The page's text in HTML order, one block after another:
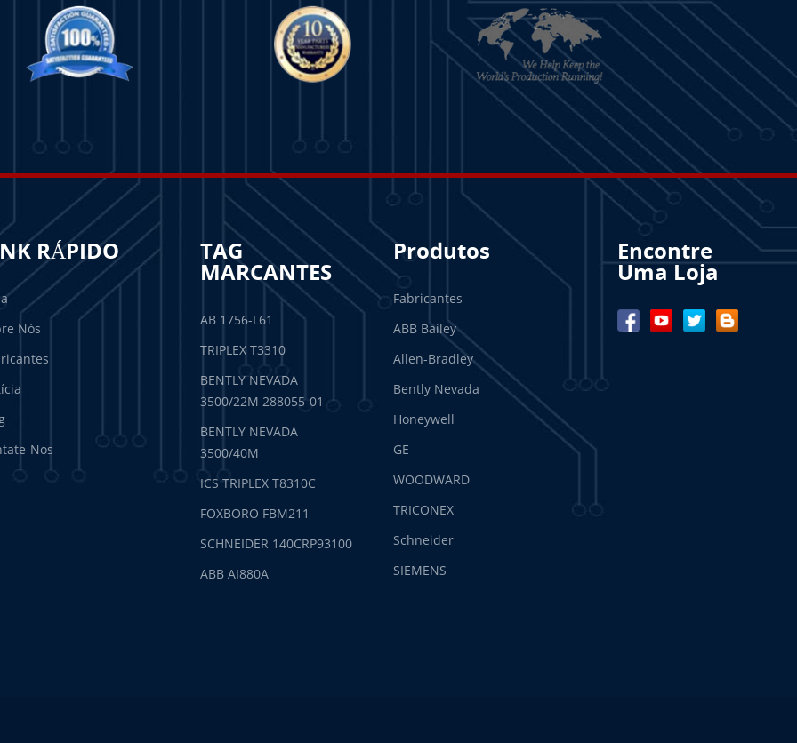
RÁPIDO
Nós
Nos
TAG
MARCANTES
AB 1756-L61
TRIPLEX T3310
BENTLY NEVADA
3500/22M 288055-01
BENTLY NEVADA
3500/40M
ICS TRIPLEX T8310C
FOXBORO FBM211
SCHNEIDER 140CRP93100
ABB AI880A
Produtos
Fabricantes
ABB Bailey
Allen-Bradley
Bently Nevada
Honeywell
GE
WOODWARD
TRICONEX
Schneider
SIEMENS
Encontre
Uma Loja